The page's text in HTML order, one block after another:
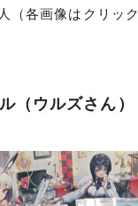
（各画像はクリッ
（ウルズさん）